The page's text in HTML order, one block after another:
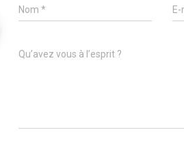
Nom *
Qu’avez vous à l’esprit ?